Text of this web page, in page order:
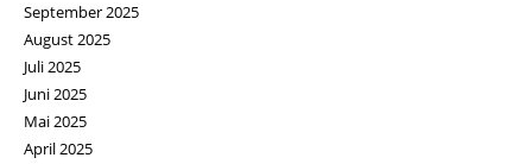
September 2025
August 2025
Juli 2025
Juni 2025
Mai 2025
April 2025